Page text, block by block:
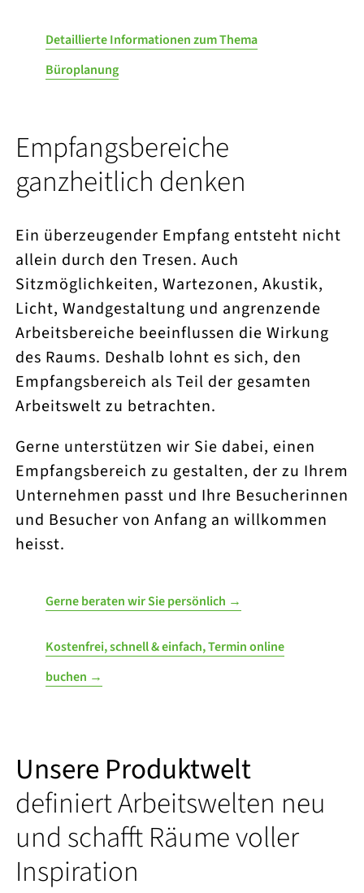
Detaillierte Informationen zum Thema
Büroplanung
Empfangsbereiche
ganzheitlich denken
Ein überzeugender Empfang entsteht nicht
allein durch den Tresen. Auch
Sitzmöglichkeiten, Wartezonen, Akustik,
Licht, Wandgestaltung und angrenzende
Arbeitsbereiche beeinflussen die Wirkung
des Raums. Deshalb lohnt es sich, den
Empfangsbereich als Teil der gesamten
Arbeitswelt zu betrachten.
Gerne unterstützen wir Sie dabei, einen
Empfangsbereich zu gestalten, der zu Ihrem
Unternehmen passt und Ihre Besucherinnen
und Besucher von Anfang an willkommen
heisst.
Gerne beraten wir Sie persönlich →
Kostenfrei, schnell & einfach, Termin online
buchen →
Unsere Produktwelt
definiert Arbeitswelten neu
und schafft Räume voller
Inspiration